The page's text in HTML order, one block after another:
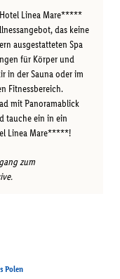
Linea Mare*****
das keine
ausgestatteten Spa
für Körper und
in der Sauna oder im
Fitnessbereich.
mit Panoramablick
tauche ein in ein
Linea Mare*****!
zum
Polen